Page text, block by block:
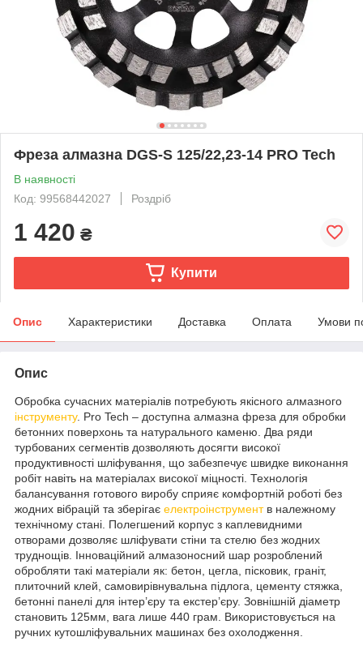
Фреза алмазна DGS-S 125/22,23-14 PRO Tech
В наявності
Код: 99568442027
Роздріб
1 420 ₴
Купити
Опис Характеристики Доставка Оплата Умови
Опис
Обробка сучасних матеріалів потребують якісного алмазного
інструменту. Pro Tech – доступна алмазна фреза для обробки
бетонних поверхонь та натурального каменю. Два ряди
турбованих сегментів дозволяють досягти високої
продуктивності шліфування, що забезпечує швидке виконання
робіт навіть на матеріалах високої міцності. Технологія
балансування готового виробу сприяє комфортній роботі без
жодних вібрацій та зберігає електроінструментв належному
технічному стані. Полегшений корпус з каплевидними
отворами дозволяє шліфувати стіни та стелю без жодних
труднощів. Інноваційний алмазоносний шар розроблений
обробляти такі матеріали як: бетон, цегла, пісковик, граніт,
плиточний клей, самовирівнувальна підлога, цементу стяжка,
бетонні панелі для інтер’єру та екстер’єру. Зовнішній діаметр
становить 125мм, вага лише 440 грам. Використовується на
ручних кутошліфувальних машинах без охолодження.